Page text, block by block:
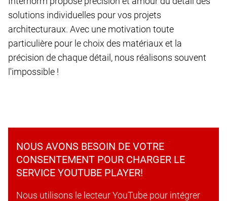
solutions individuelles pour vos projets
architecturaux. Avec une motivation toute
particulière pour le choix des matériaux et la
précision de chaque détail, nous réalisons souvent
l'impossible !
NOUS AVONS BESOIN DE VOTRE
CONSENTEMENT POUR CHARGER LE
SERVICE YOUTUBE PLAYER!
Nous utilisons le lecteur YouTube pour intégrer